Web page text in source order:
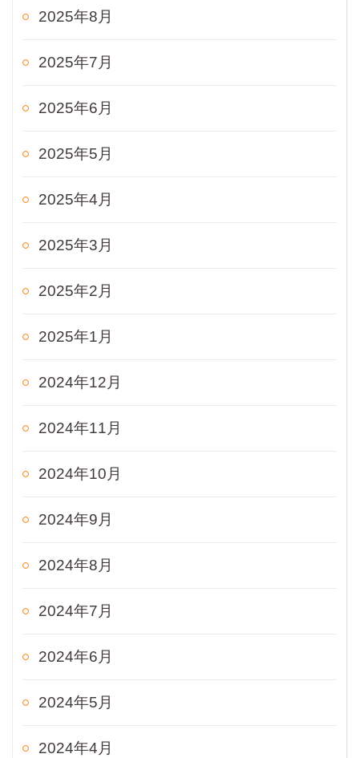
2025年8月
2025年7月
2025年6月
2025年5月
2025年4月
2025年3月
2025年2月
2025年1月
2024年12月
2024年11月
2024年10月
2024年9月
2024年8月
2024年7月
2024年6月
2024年5月
2024年4月